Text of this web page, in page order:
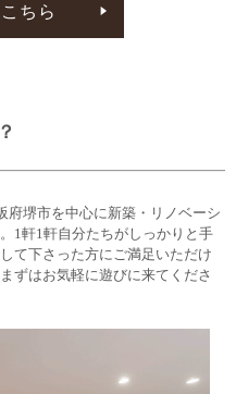
ちら
府堺市を中心に新築・リノベーシ
1軒1軒自分たちがしっかりと手
て下さった方にご満足いただけ
ずはお気軽に遊びに来てくださ